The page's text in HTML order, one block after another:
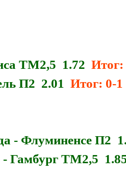
ТМ2,5 1.72 Итог:
П2 2.01 Итог: 0-1
- Флуминенсе П2
- Гамбург ТМ2,5